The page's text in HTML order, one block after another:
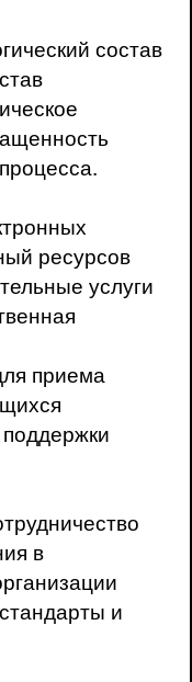
состав
ресурсов
услуги
приема
в
и